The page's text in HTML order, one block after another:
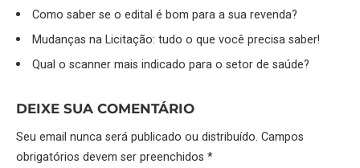
Como saber se o edital é bom para a sua revenda?
Mudanças na Licitação: tudo o que você precisa saber!
Qual o scanner mais indicado para o setor de saúde?
DEIXE SUA COMENTÁRIO
Seu email nunca será publicado ou distribuído. Campos
obrigatórios devem ser preenchidos *